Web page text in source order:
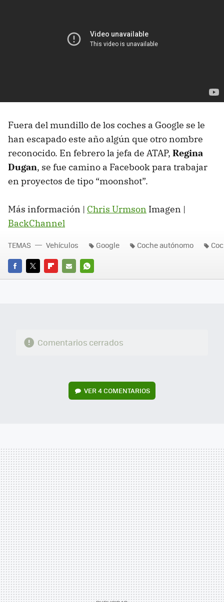
Fuera del mundillo de los coches a Google se le
han escapado este año algún que otro nombre
reconocido. En febrero la jefa de ATAP, Regina
Dugan, se fue camino a Facebook para trabajar
en proyectos de tipo “moonshot”.
Más información | Chris Urmson Imagen |
BackChannel
FACEBOOK
TWITTERFLIPBOARD
E-
WHATSAPP
TEMAS Vehículos Google Coche autónomo
Comentarios cerrados
VER4 COMENTARIOS